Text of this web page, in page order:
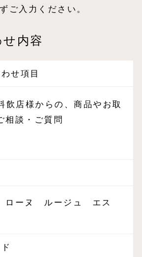
ご入力ください。
内容
せ項目
飲店様からの、商品やお取
相談・ご質問
ーヌ ルージュ エス